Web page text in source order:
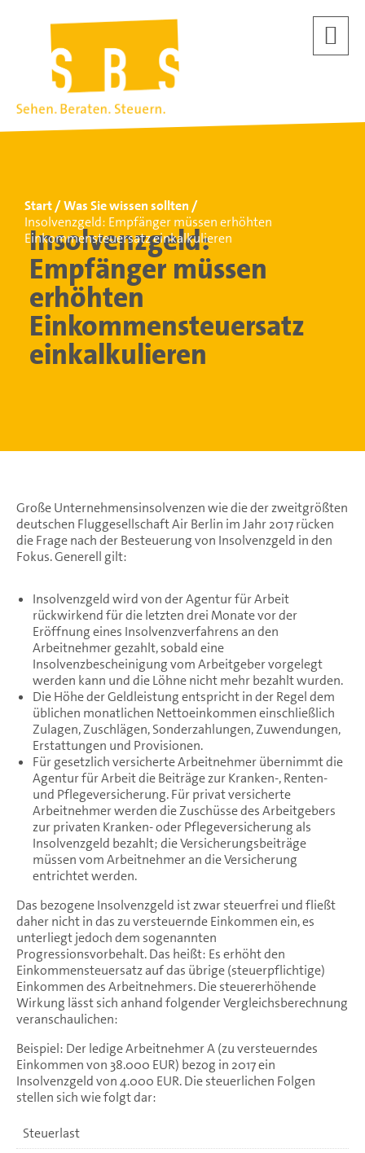
Start
Was Sie wissen sollten
Insolvenzgeld: Empfänger müssen erhöhten
Einkommensteuersatz einkalkulieren
Insolvenzgeld:
Empfänger müssen
erhöhten
Einkommensteuersatz
einkalkulieren
Große Unternehmensinsolvenzen wie die der zweitgrößten
deutschen Fluggesellschaft Air Berlin im Jahr 2017 rücken
die Frage nach der Besteuerung von Insolvenzgeld in den
Fokus. Generell gilt:
Insolvenzgeld wird von der Agentur für Arbeit
rückwirkend für die letzten drei Monate vor der
Eröffnung eines Insolvenzverfahrens an den
Arbeitnehmer gezahlt, sobald eine
Insolvenzbescheinigung vom Arbeitgeber vorgelegt
werden kann und die Löhne nicht mehr bezahlt wurden.
Die Höhe der Geldleistung entspricht in der Regel dem
üblichen monatlichen Nettoeinkommen einschließlich
Zulagen, Zuschlägen, Sonderzahlungen, Zuwendungen,
Erstattungen und Provisionen.
Für gesetzlich versicherte Arbeitnehmer übernimmt die
Agentur für Arbeit die Beiträge zur Kranken-, Renten-
und Pflegeversicherung. Für privat versicherte
Arbeitnehmer werden die Zuschüsse des Arbeitgebers
zur privaten Kranken- oder Pflegeversicherung als
Insolvenzgeld bezahlt; die Versicherungsbeiträge
müssen vom Arbeitnehmer an die Versicherung
entrichtet werden.
Das bezogene Insolvenzgeld ist zwar steuerfrei und fließt
daher nicht in das zu versteuernde Einkommen ein, es
unterliegt jedoch dem sogenannten
Progressionsvorbehalt. Das heißt: Es erhöht den
Einkommensteuersatz auf das übrige (steuerpflichtige)
Einkommen des Arbeitnehmers. Die steuererhöhende
Wirkung lässt sich anhand folgender Vergleichsberechnung
veranschaulichen:
Beispiel: Der ledige Arbeitnehmer A (zu versteuerndes
Einkommen von 38.000 EUR) bezog in 2017 ein
Insolvenzgeld von 4.000 EUR. Die steuerlichen Folgen
stellen sich wie folgt dar:
Steuerlast